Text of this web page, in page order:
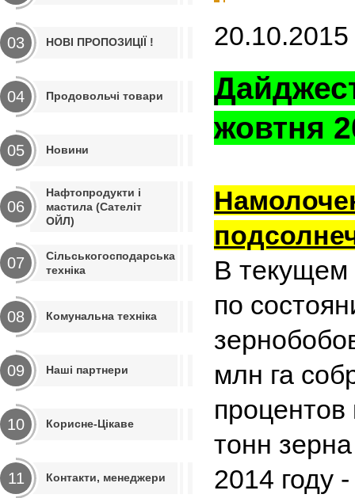
03 НОВІ ПРОПОЗИЦІЇ !
04 Продовольчі товари
05 Новини
06
Нафтопродукти і
мастила (Сателіт
ОЙЛ)
07
Сільськогосподарська
техніка
08 Комунальна техніка
09 Наші партнери
10 Корисне-Цікаве
11 Контакти, менеджери
жовтня
В текущем
по
млн га
тонн
2014 году